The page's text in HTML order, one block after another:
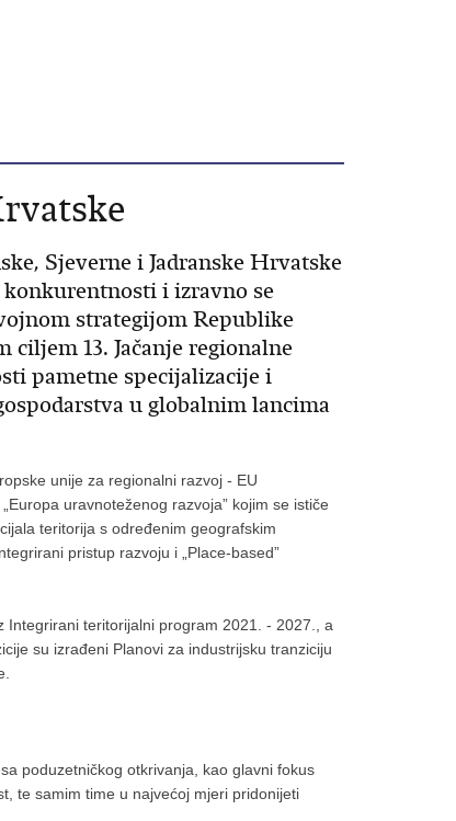
Sjeverne i Jadranske Hrvatske
i izravno se
strategijom Republike
13. Jačanje regionalne
pametne specijalizacije i
u globalnim lancima
unije za regionalni razvoj - EU
uravnoteženog razvoja” kojim se ističe
teritorija s određenim geografskim
pristup razvoju i „Place-based”
Integrirani teritorijalni program 2021. - 2027., a
su izrađeni Planovi za industrijsku tranziciju
poduzetničkog otkrivanja, kao glavni fokus
te samim time u najvećoj mjeri pridonijeti